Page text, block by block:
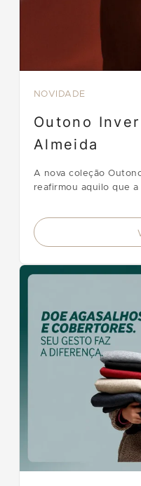
NOVIDADE
Outono
Almeida
A nova coleção
reafirmou aquilo que
atual, elegante e
homem